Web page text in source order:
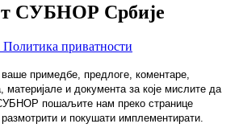
СУБНОР Србије
приватности
примедбе, предлоге, коментаре,
материјале и документа за које мислите да
пошаљите нам преко странице
размотрити и покушати имплементирати.